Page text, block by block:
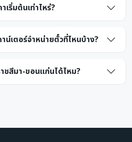
เริ่มต้นเท่าไหร่?
น์เตอร์จำหน่ายตั๋วที่ไหนบ้าง?
ชสีมา-ขอนแก่นได้ไหม?